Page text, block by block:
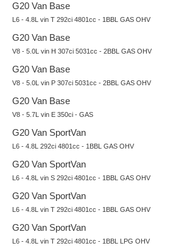
G20 Van Base
L6 - 4.8L vin T 292ci 4801cc - 1BBL GAS OHV
G20 Van Base
V8 - 5.0L vin H 307ci 5031cc - 2BBL GAS OHV
G20 Van Base
V8 - 5.0L vin P 307ci 5031cc - 2BBL GAS OHV
G20 Van Base
V8 - 5.7L vin E 350ci - GAS
G20 Van SportVan
L6 - 4.8L 292ci 4801cc - 1BBL GAS OHV
G20 Van SportVan
L6 - 4.8L vin S 292ci 4801cc - 1BBL GAS OHV
G20 Van SportVan
L6 - 4.8L vin T 292ci 4801cc - 1BBL GAS OHV
G20 Van SportVan
L6 - 4.8L vin T 292ci 4801cc - 1BBL LPG OHV